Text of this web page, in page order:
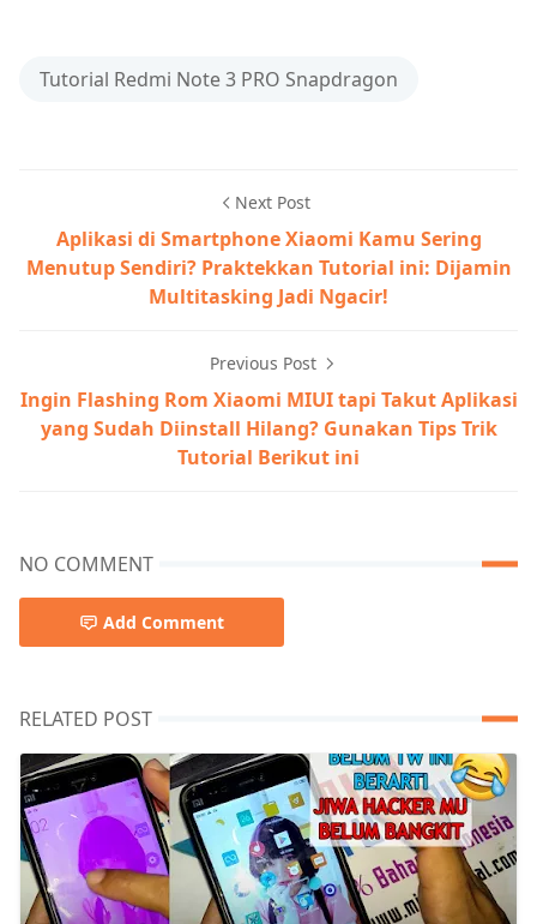
Tutorial Redmi Note 3 PRO Snapdragon
Next Post
Aplikasi di Smartphone Xiaomi Kamu Sering
Menutup Sendiri? Praktekkan Tutorial ini: Dijamin
Multitasking Jadi Ngacir!
Previous Post
Ingin Flashing Rom Xiaomi MIUI tapi Takut Aplikasi
yang Sudah Diinstall Hilang? Gunakan Tips Trik
Tutorial Berikut ini
NO COMMENT
Add Comment
RELATED POST